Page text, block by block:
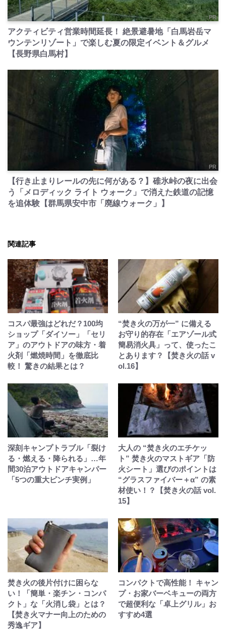
PR
アクティビティ営業時間延長！ 絶景避暑地「白馬岩岳マ
ウンテンリゾート」で楽しむ夏の限定イベント＆グルメ
【長野県白馬村】
PR
【行き止まりレールの先に何がある？】碓氷峠の夜に出会
う「メロディック ライト ウォーク」で消えた鉄道の記憶
を追体験【群馬県安中市「廃線ウォーク」】
関連記事
コスパ最強はどれだ？100均
ショップ「ダイソー」「セリ
ア」のアウトドアの味方・着
火剤「燃焼時間」を徹底比
較！ 驚きの結果とは？
“焚き火の万が一” に備える
お守り的存在「エアゾール式
簡易消火具」って、使ったこ
とあります？【焚き火の話 v
ol.16】
深刻キャンプトラブル「裂け
る・燃える・降られる」…年
間30泊アウトドアキャンパー
「5つの重大ピンチ実例」
大人の “焚き火のエチケッ
ト” 焚き火のマストギア「防
火シート」選びのポイントは
“グラスファイバー＋α” の素
材使い！？【焚き火の話 vol.
15】
焚き火の後片付けに困らな
い！「簡単・楽チン・コンパ
クト」な「火消し袋」とは？
【焚き火マナー向上のための
秀逸ギア】
コンパクトで高性能！ キャン
プ・お家バーベキューの両方
で超便利な「卓上グリル」お
すすめ4選